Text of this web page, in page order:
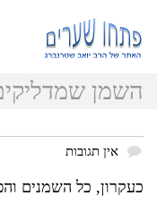
השמן
אין תגובות
כעקרון, כל השמנים